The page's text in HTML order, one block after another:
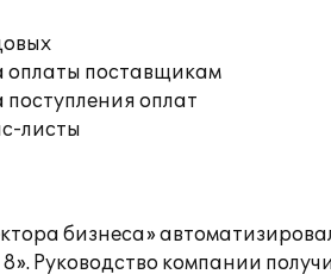
поставщикам
оплат
листы
бизнеса»
Руководство компании